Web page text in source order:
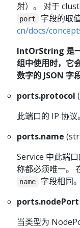
射）。 对于
port 字段的取
cn/docs/
IntOrString 是
组中使用时，它
数字的 JSON 字
ports.protocol
此端口的 IP 协议
ports.name
Service 中此端
称都必须唯一。
name
字段相同
ports.nodePort
当类型为